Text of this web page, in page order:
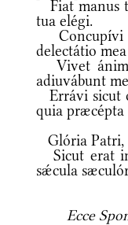
Fiat manus
tua elégi.
Concupívi
delectátio mea
Vivet
adiuvábunt
Errávi sicut
quia præcépta
Glória Patri,
Sicut erat
sǽcula
Ecce